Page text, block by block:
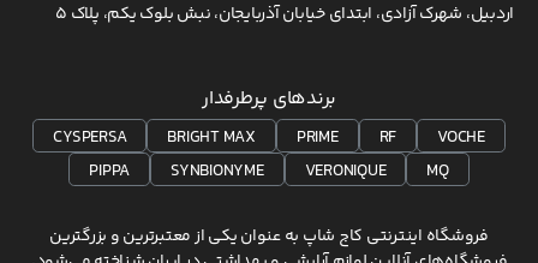
اردبیل، شهرک آزادی، ابتدای خیابان آذربایجان، نبش بلوک یکم، پلاک 5
برندهای پرطرفدار
VOCHE
RF
PRIME
BRIGHT MAX
CYSPERSA
MQ
VERONIQUE
SYNBIONYME
PIPPA
فروشگاه اینترنتی کاج شاپ به عنوان یکی از معتبرترین و بزرگترین